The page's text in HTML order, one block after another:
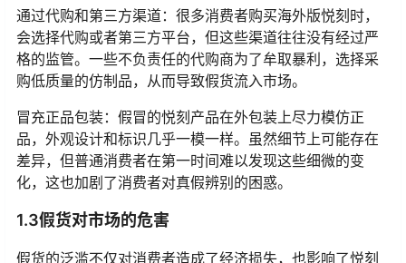
通过代购和第三方渠道：很多消费者购买海外版悦刻时，
会选择代购或者第三方平台，但这些渠道往往没有经过严
格的监管。一些不负责任的代购商为了牟取暴利，选择采
购低质量的仿制品，从而导致假货流入市场。
冒充正品包装：假冒的悦刻产品在外包装上尽力模仿正
品，外观设计和标识几乎一模一样。虽然细节上可能存在
差异，但普通消费者在第一时间难以发现这些细微的变
化，这也加剧了消费者对真假辨别的困惑。
1.3假货对市场的危害
假货的泛滥不仅对消费者造成了经济损失，也影响了悦刻